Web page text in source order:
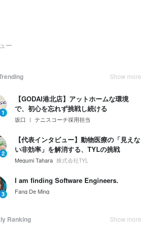
ー
Show more
1
【GODAI港北店】アットホームな環境
で、初心を忘れず挑戦し続ける
坂口 ｜ テニスコーチ採用担当
2
【代表インタビュー】動物医療の「見えな
い非効率」を解消する、TYLの挑戦
Megumi Tahara 株式会社TYL
3
I am finding Software Engineers.
Fang De Ming
Ranking Show more